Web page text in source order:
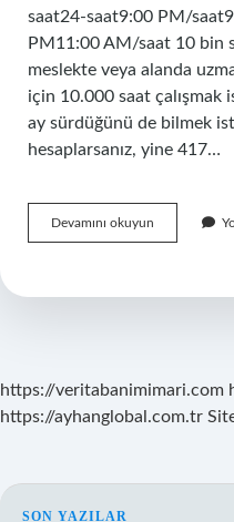
saat24-saat9:00 PM/
PM11:00 AM/saat 10 bin
meslekte veya alanda
için 10.000 saat çalışmak
ay sürdüğünü de bilmek
hesaplarsanız, yine 417…
Devamını okuyun
Saat
Ediyor
https://veritabanimimari.com
https://ayhanglobal.com.tr
SON YAZILAR